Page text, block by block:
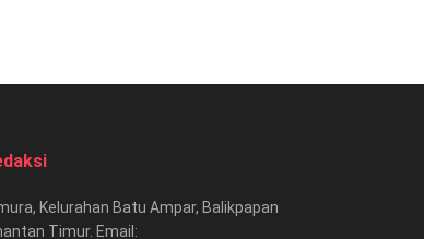
Kelurahan Batu Ampar, Balikpapan
Timur. Email: